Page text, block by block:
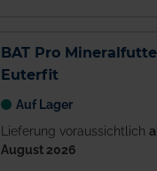
BAT Pro
Euterfit
Auf Lager
Lieferung voraussichtlich
August 2026